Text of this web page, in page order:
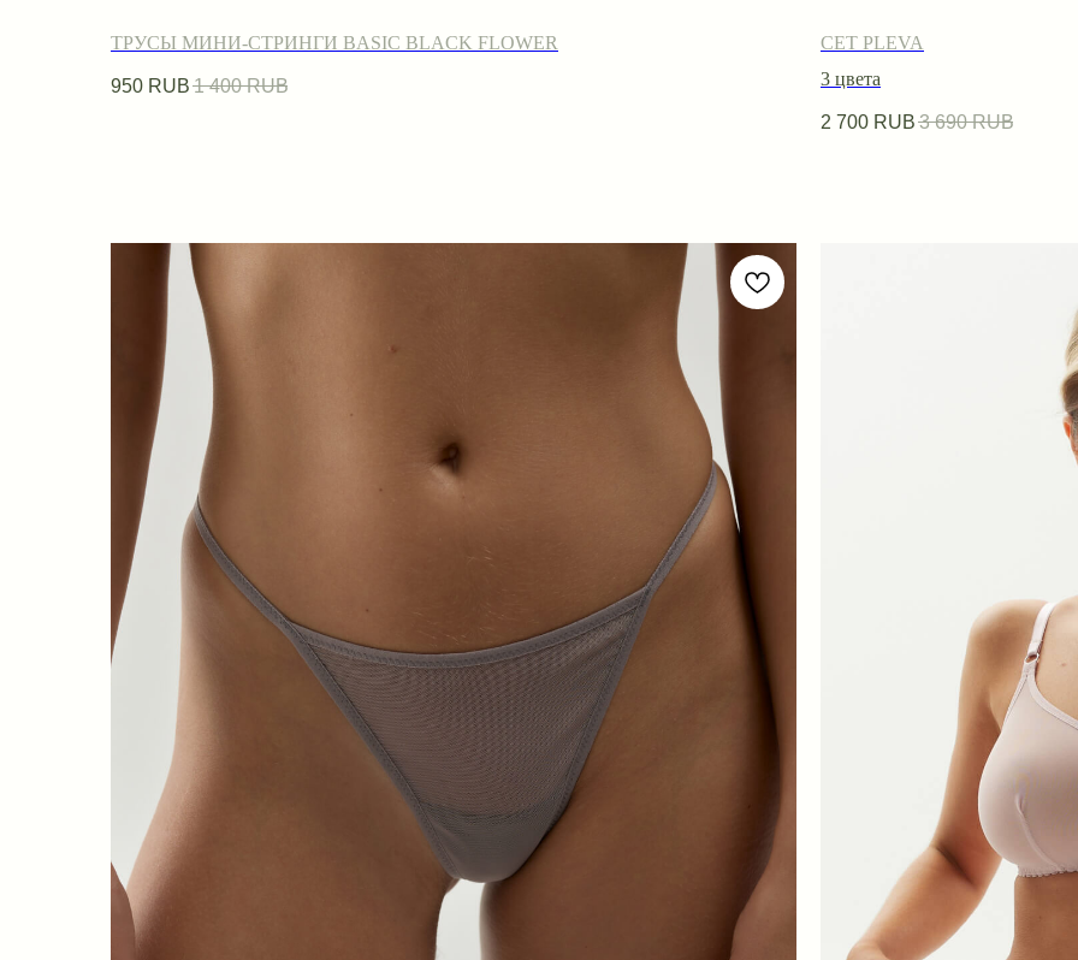
ТРУСЫ МИНИ-СТРИНГИ BASIC BLACK FLOWER
950 RUB 1 400 RUB
СЕТ PLEVA
3 цвета
2 700 RUB 3 690 RUB